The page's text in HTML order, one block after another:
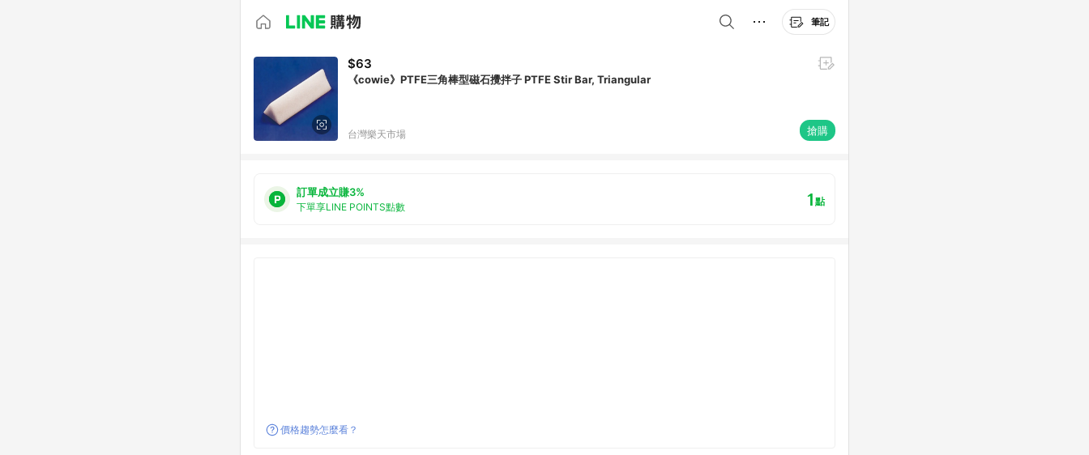
筆記
$63
《cowie》PTFE三角棒型磁石攪拌子 PTFE Stir Bar, Triangular
台灣樂天市場 搶購
訂單成立賺3%
下單享LINE POINTS點數 1點
價格趨勢怎麼看？